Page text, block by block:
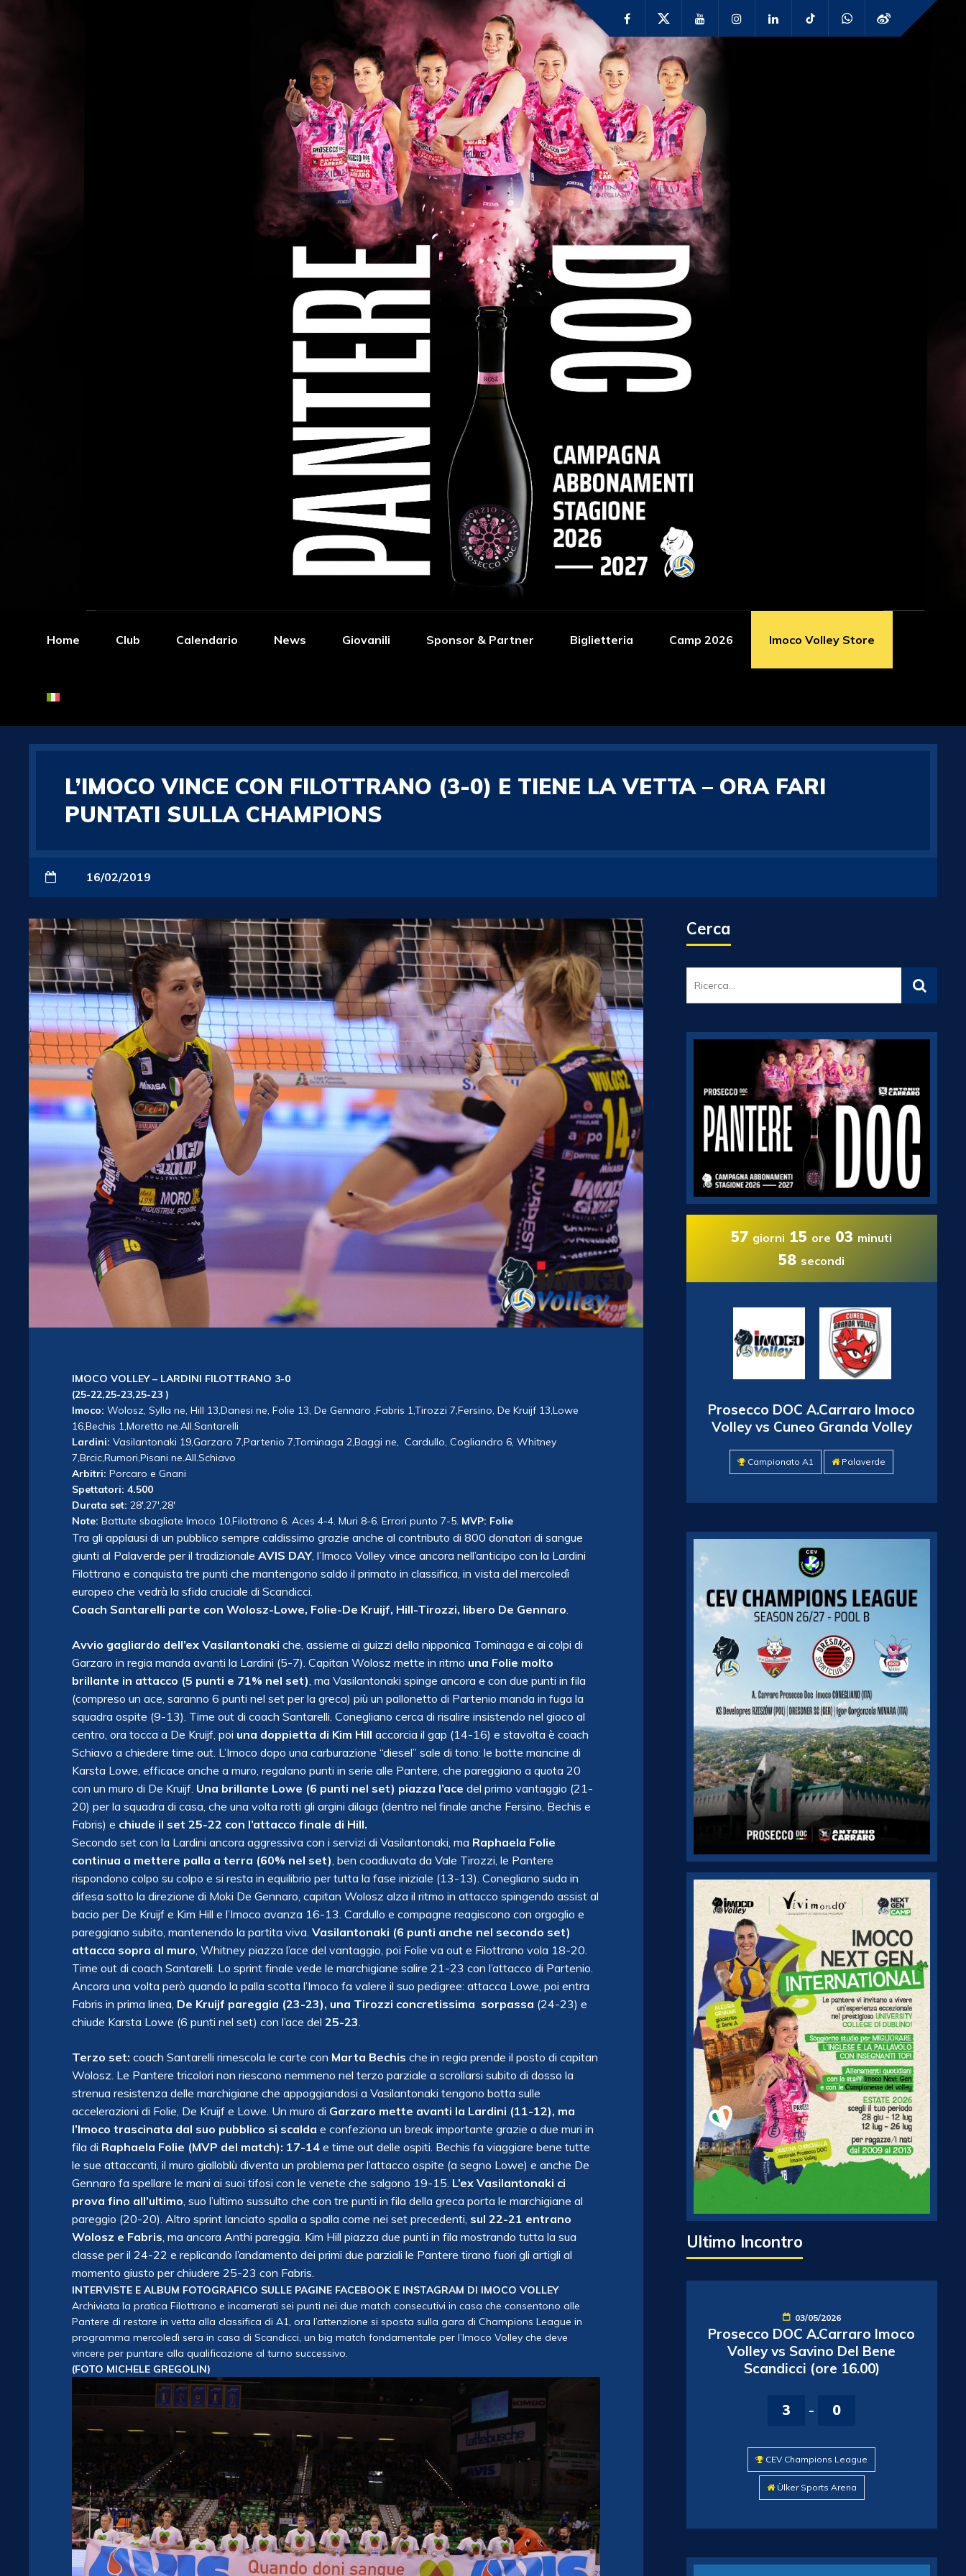
Home Club Calendario News Giovanili Sponsor & Partner Biglietteria Camp 2026 Imoco Volley Store
L’IMOCO VINCE CON FILOTTRANO (3-0) E TIENE LA VETTA – ORA FARI
PUNTATI SULLA CHAMPIONS
16/02/2019
IMOCO VOLLEY – LARDINI FILOTTRANO 3-0
(25-22,25-23,25-23 )
Imoco: Wolosz, Sylla ne, Hill 13,Danesi ne, Folie 13, De Gennaro ,Fabris 1,Tirozzi 7,Fersino, De Kruijf 13,Lowe
16,Bechis 1,Moretto ne.All.Santarelli
Lardini: Vasilantonaki 19,Garzaro 7,Partenio 7,Tominaga 2,Baggi ne, Cardullo, Cogliandro 6, Whitney
7,Brcic,Rumori,Pisani ne.All.Schiavo
Arbitri: Porcaro e Gnani
Spettatori: 4.500
Durata set: 28′,27′,28′
Note: Battute sbagliate Imoco 10,Filottrano 6. Aces 4-4. Muri 8-6. Errori punto 7-5. MVP: Folie
Tra gli applausi di un pubblico sempre caldissimo grazie anche al contributo di 800 donatori di sangue
giunti al Palaverde per il tradizionale AVIS DAY, l’Imoco Volley vince ancora nell’anticipo con la Lardini
Filottrano e conquista tre punti che mantengono saldo il primato in classifica, in vista del mercoledì
europeo che vedrà la sfida cruciale di Scandicci.
Coach Santarelli parte con Wolosz-Lowe, Folie-De Kruijf, Hill-Tirozzi, libero De Gennaro.
Avvio gagliardo dell’ex Vasilantonaki che, assieme ai guizzi della nipponica Tominaga e ai colpi di
Garzaro in regia manda avanti la Lardini (5-7). Capitan Wolosz mette in ritmo una Folie molto
brillante in attacco (5 punti e 71% nel set), ma Vasilantonaki spinge ancora e con due punti in fila
(compreso un ace, saranno 6 punti nel set per la greca) più un pallonetto di Partenio manda in fuga la
squadra ospite (9-13). Time out di coach Santarelli. Conegliano cerca di risalire insistendo nel gioco al
centro, ora tocca a De Kruijf, poi una doppietta di Kim Hill accorcia il gap (14-16) e stavolta è coach
Schiavo a chiedere time out. L’Imoco dopo una carburazione “diesel” sale di tono: le botte mancine di
Karsta Lowe, efficace anche a muro, regalano punti in serie alle Pantere, che pareggiano a quota 20
con un muro di De Kruijf. Una brillante Lowe (6 punti nel set) piazza l’ace del primo vantaggio (21-
20) per la squadra di casa, che una volta rotti gli argini dilaga (dentro nel finale anche Fersino, Bechis e
Fabris) e chiude il set 25-22 con l’attacco finale di Hill.
Secondo set con la Lardini ancora aggressiva con i servizi di Vasilantonaki, ma Raphaela Folie
continua a mettere palla a terra (60% nel set), ben coadiuvata da Vale Tirozzi, le Pantere
rispondono colpo su colpo e si resta in equilibrio per tutta la fase iniziale (13-13). Conegliano suda in
difesa sotto la direzione di Moki De Gennaro, capitan Wolosz alza il ritmo in attacco spingendo assist al
bacio per De Kruijf e Kim Hill e l’Imoco avanza 16-13. Cardullo e compagne reagiscono con orgoglio e
pareggiano subito, mantenendo la partita viva. Vasilantonaki (6 punti anche nel secondo set)
attacca sopra al muro, Whitney piazza l’ace del vantaggio, poi Folie va out e Filottrano vola 18-20.
Time out di coach Santarelli. Lo sprint finale vede le marchigiane salire 21-23 con l’attacco di Partenio.
Ancora una volta però quando la palla scotta l’Imoco fa valere il suo pedigree: attacca Lowe, poi entra
Fabris in prima linea, De Kruijf pareggia (23-23), una Tirozzi concretissima sorpassa (24-23) e
chiude Karsta Lowe (6 punti nel set) con l’ace del 25-23.
Terzo set: coach Santarelli rimescola le carte con Marta Bechis che in regia prende il posto di capitan
Wolosz. Le Pantere tricolori non riescono nemmeno nel terzo parziale a scrollarsi subito di dosso la
strenua resistenza delle marchigiane che appoggiandosi a Vasilantonaki tengono botta sulle
accelerazioni di Folie, De Kruijf e Lowe. Un muro di Garzaro mette avanti la Lardini (11-12), ma
l’Imoco trascinata dal suo pubblico si scalda e confeziona un break importante grazie a due muri in
fila di Raphaela Folie (MVP del match): 17-14 e time out delle ospiti. Bechis fa viaggiare bene tutte
le sue attaccanti, il muro gialloblù diventa un problema per l’attacco ospite (a segno Lowe) e anche De
Gennaro fa spellare le mani ai suoi tifosi con le venete che salgono 19-15. L’ex Vasilantonaki ci
prova fino all’ultimo, suo l’ultimo sussulto che con tre punti in fila della greca porta le marchigiane al
pareggio (20-20). Altro sprint lanciato spalla a spalla come nei set precedenti, sul 22-21 entrano
Wolosz e Fabris, ma ancora Anthi pareggia. Kim Hill piazza due punti in fila mostrando tutta la sua
classe per il 24-22 e replicando l’andamento dei primi due parziali le Pantere tirano fuori gli artigli al
momento giusto per chiudere 25-23 con Fabris.
INTERVISTE E ALBUM FOTOGRAFICO SULLE PAGINE FACEBOOK E INSTAGRAM DI IMOCO VOLLEY
Archiviata la pratica Filottrano e incamerati sei punti nei due match consecutivi in casa che consentono alle
Pantere di restare in vetta alla classifica di A1, ora l’attenzione si sposta sulla gara di Champions League in
programma mercoledì sera in casa di Scandicci, un big match fondamentale per l’Imoco Volley che deve
vincere per puntare alla qualificazione al turno successivo.
(FOTO MICHELE GREGOLIN)
Cerca
57 giorni 15 ore 03 minuti
56 secondi
Prosecco DOC A.Carraro Imoco
Volley vs Cuneo Granda Volley
Campionato A1 Palaverde
Ultimo Incontro
03/05/2026
Prosecco DOC A.Carraro Imoco
Volley vs Savino Del Bene
Scandicci (ore 16.00)
3 - 0
CEV Champions League
Ülker Sports Arena